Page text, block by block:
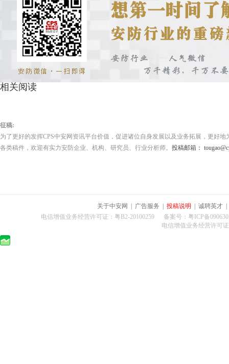
相关阅读
征稿:
为了更好的发挥CPS中安网资讯平台价值，促进诸位自身发展以及业务拓展，更好
各类稿件，欢迎有实力安防企业、机构、研究员、行业分析师。 投稿邮箱：
关于中安网 广告服务 投稿说明 诚聘英才
电信增值业务经营许可证：粤B2-20100259 备案号：粤ICP备
电信增值业务经营许可